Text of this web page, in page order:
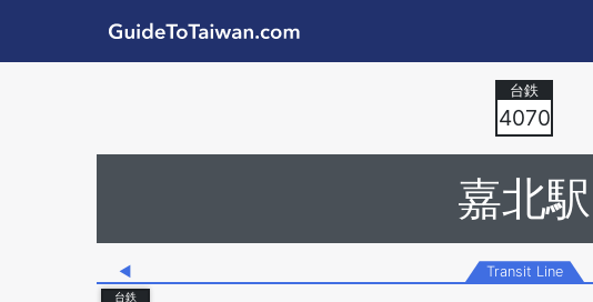
GuideToTaiwan.com
4070
嘉北駅
◀ Transit Line